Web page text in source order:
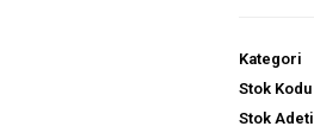
Kategori
Stok Kodu
Stok Adeti